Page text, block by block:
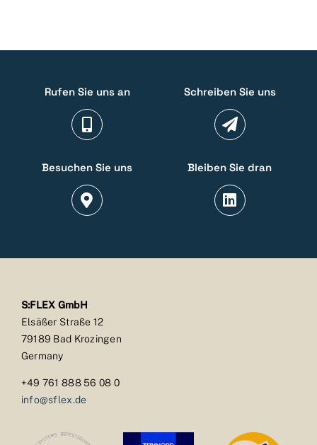
Rufen Sie uns an Schreiben Sie uns
Besuchen Sie uns Bleiben Sie dran
S:FLEX GmbH
Elsäßer Straße 12
79189 Bad Krozingen
Germany
+49 761 888 56 08 0
info@sflex.de